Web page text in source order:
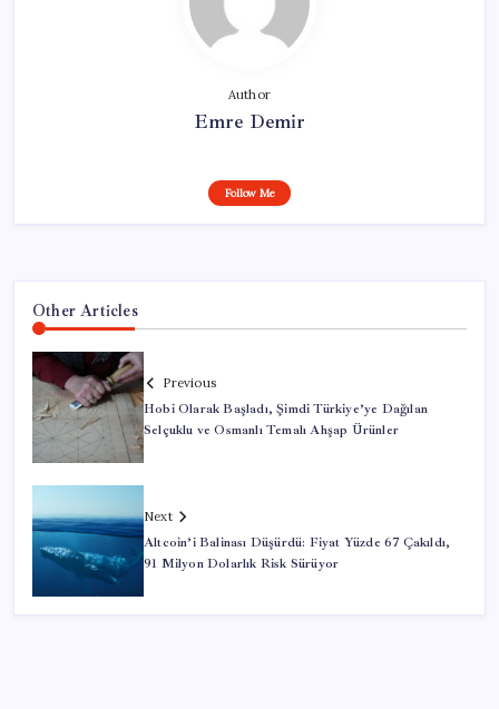
Author
Emre Demir
Follow Me
Other Articles
Previous
Hobi Olarak Başladı, Şimdi Türkiye’ye Dağılan
Selçuklu ve Osmanlı Temalı Ahşap Ürünler
Next
Altcoin’i Balinası Düşürdü: Fiyat Yüzde 67 Çakıldı,
91 Milyon Dolarlık Risk Sürüyor